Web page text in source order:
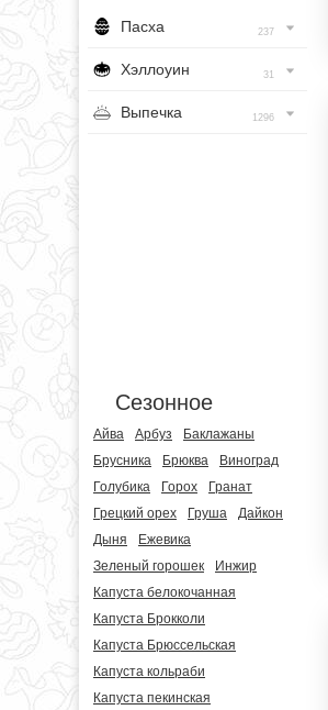
Пасха 237
Хэллоуин 31
Выпечка 1296
Сезонное
Айва Арбуз
Баклажаны
Брусника
Брюква
Виноград
Голубика
Горох
Гранат
Грецкий орех
Груша
Дайкон
Дыня
Ежевика
Зеленый горошек
Инжир
Капуста белокочанная
Капуста Брокколи
Капуста Брюссельская
Капуста кольраби
Капуста пекинская